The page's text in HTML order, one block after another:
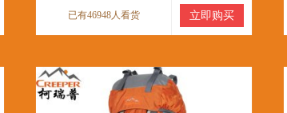
已有46948人看货 立即购买